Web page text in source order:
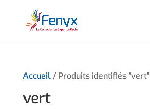
Accueil/ Produits identifiés “vert”
vert